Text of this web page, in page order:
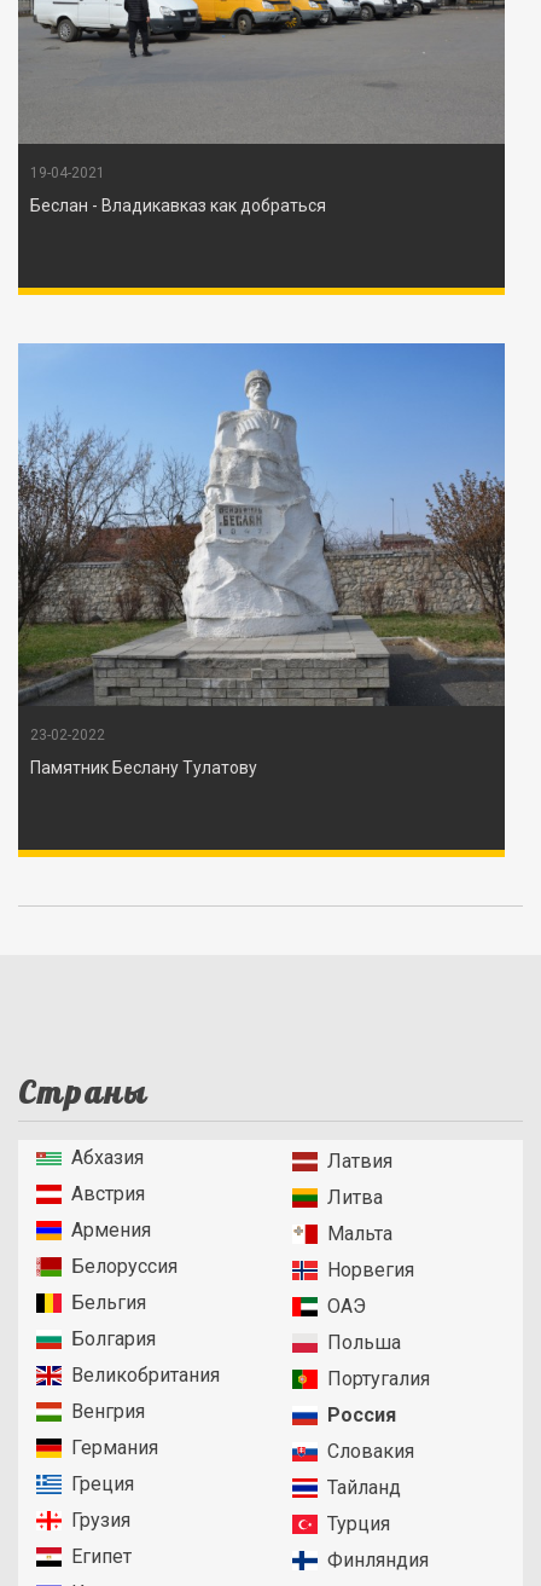
19-04-2021
Беслан - Владикавказ как добраться
23-02-2022
Памятник Беслану Тулатову
Страны
Абхазия
Австрия
Армения
Белоруссия
Бельгия
Болгария
Великобритания
Венгрия
Германия
Греция
Грузия
Египет
Латвия
Литва
Мальта
Норвегия
ОАЭ
Польша
Португалия
Россия
Словакия
Тайланд
Турция
Финляндия